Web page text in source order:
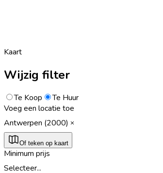
Kaart
Wijzig filter
Te Koop
Te Huur
Voeg een locatie toe
Antwerpen (2000)
Of teken op kaart
Minimum prijs
Selecteer...